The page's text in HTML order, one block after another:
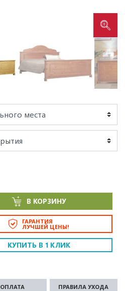
В КОРЗИНУ
ГАРАНТИЯ
ЛУЧШЕЙ ЦЕНЫ!
КУПИТЬ В 1 КЛИК
ОПЛАТА ПРАВИЛА УХОДА